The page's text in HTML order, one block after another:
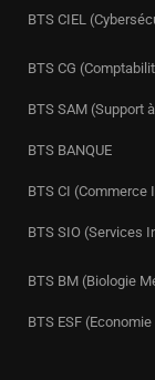
BTS CIEL
BTS CG
BTS SAM (Support
BTS BANQUE
BTS CI (Commerce
BTS SIO (Services
BTS BM (Biologie
BTS ESF